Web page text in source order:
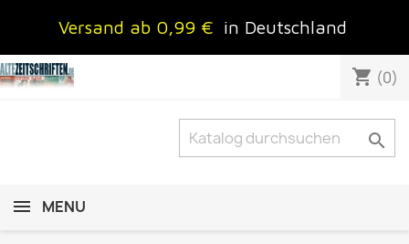
Versand ab 0,99 € in Deutschland
shopping_cart (0)

MENU